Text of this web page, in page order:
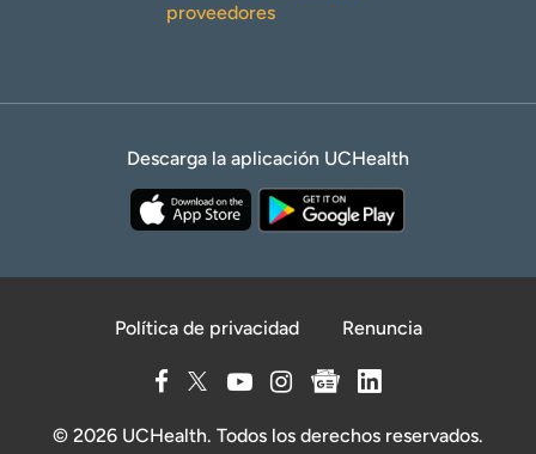
proveedores
Descarga la aplicación UCHealth
Política de privacidad Renuncia
© 2026 UCHealth. Todos los derechos reservados.